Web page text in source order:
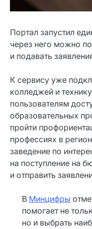
Портал запустил
через него можно
и подавать
К сервису уже
колледжей и
пользователям
образовательных
пройти
профессиях в
заведение по
на поступление на
и отправить
В Минцифры
помогает не
но и выбрать